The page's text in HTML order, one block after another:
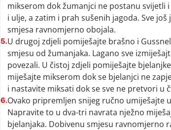
mikserom dok žumanjci ne postanu svijetli
i ulje, a zatim i prah sušenih jagoda. Sve
smjesa ravnomjerno obojala.
5.U drugoj zdjeli pomiješajte brašno i
smjesu od žumanjaka. Lagano sve
povezali. U čistoj zdjeli pomiješajte
miješajte mikserom dok se bjelanjci ne
i nastavite miksati dok se sve ne pretvori u
6.Ovako pripremljen snijeg ručno umiješajte
Napravite to u dva-tri navrata nježno
bjelanjaka. Dobivenu smjesu ravnomjerno